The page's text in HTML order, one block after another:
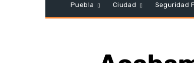
Puebla Ciudad Seguridad